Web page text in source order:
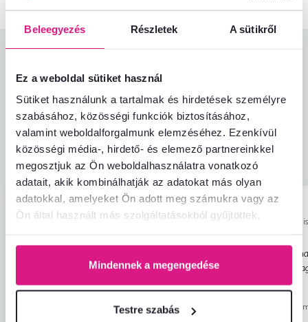
Beleegyezés Részletek A sütikről
Ez a weboldal sütiket használ
Sütiket használunk a tartalmak és hirdetések személyre
szabásához, közösségi funkciók biztosításához,
valamint weboldalforgalmunk elemzéséhez. Ezenkívül
közösségi média-, hirdető- és elemező partnereinkkel
megosztjuk az Ön weboldalhasználatra vonatkozó
adatait, akik kombinálhatják az adatokat más olyan
adatokkal, amelyeket Ön adott meg számukra vagy az
Ön által használt más szolgáltatásokból gyűjtöttek.
Mindennek a megengedése
Testre szabás
4,8
89ellenőrzött
termékértékelések
Termékminőség
4,7
Megfelel az elvárásoknak
4,8
A termék csomagolása
4,8
Ár-érték arány
4,6
M
Martina B.
29.5.2023, Košice,
hviezdičiek
áruforgalom. A szék szép és kényelmes.
Értékelés ugyanahhoz a modellhez, de más
M
Marta K.
17.11.2023,
egyszerűség,
minőség, remek
várakozásomat
megelégedettség,
ajánlom más
Olvass tovább
Értékelés ugyanahhoz a